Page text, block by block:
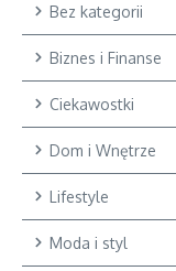
Bez kategorii
Biznes i Finanse
Ciekawostki
Dom i Wnętrze
Lifestyle
Moda i styl